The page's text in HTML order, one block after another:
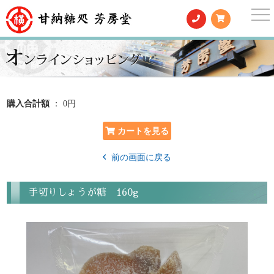
購入合計額 ： 0円
前の画面に戻る
手切りしょうが糖 160g